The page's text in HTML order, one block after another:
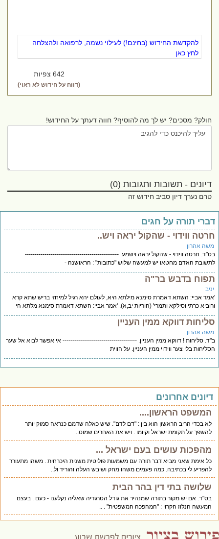
להקדשת החידוש (בחינם!) לעילוי נשמה, לרפואה ולהצלחה
לחץ כאן
642 צפיות
(דווח על חידוש לא ראוי)
חולק? מסכים? יש לך מה להוסיף? חווה דעתך על החידוש!
דיונים - תשובות ותגובות (0)
טרם נערך דיון סביב חידוש זה
תורה על חגים
ווידוי - שהקול יראה ויש..
אהרון
חרטה ווידוי - שהקול יראה וישמע. ------------------------------------------------
האדם מחטאו יש למעשה שלוש "כתובות" : הראושנה -
בדבש בר"ה
אביי: השתא דאמרת סימנא מילתא היא, לעולם יהא רגיל למיחזי בריש שתא קרא
כרתי וסילקא ותמרי' (הוריות יב,א). 'אמר אביי: השתא דאמרת סימנא מלתא הי
דווקא ממין העניין
אהרון
סליחות ! דווקא ממין העניין. -------------------------------------- אי אפשר לבוא אל שער
בלי צער ווידוי ממין העניין. על הווית
אחרונים
המשפט הראשון....
לא בכדי הריב הראשון הוא בין : "דם לדם". שיש כאלה שדמם כנראה סמוק יותר
להשפך על תקומת ישראל וקיומו . ויש את האחרים שמוס..
מהפכות עושים בעם ישראל ...
כל אימת שאני מביא דבר תורה עם משמעות פוליטית משנית היכרחית . משהו מתעורר
להפריע לי בכתיבה. כמה פעמים משהו מחק ושיבש העלה והוריד ול..
שלושה בתי דין בהר הבית
בס"ד. אם יש מקור בתורה שמנהיר את גודל הטרגדיה שאליה נקלענו - כעם . בעצם
המעשה הנלוז הקרוי : "המהפכה המשפטית" . ..